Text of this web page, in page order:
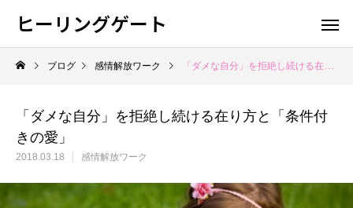
ヒーリングゲート
ブログ 感情解放ワーク 「ダメな自分」を拒絶し続ける在り方と「条件付きの愛」
「ダメな自分」を拒絶し続ける在り方と「条件付
きの愛」
2018.03.18 感情解放ワーク